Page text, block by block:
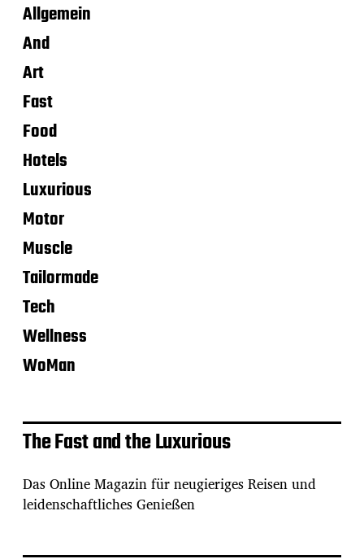
Allgemein
And
Art
Fast
Food
Hotels
Luxurious
Motor
Muscle
Tailormade
Tech
Wellness
WoMan
The Fast and the Luxurious
Das Online Magazin für neugieriges Reisen und
leidenschaftliches Genießen